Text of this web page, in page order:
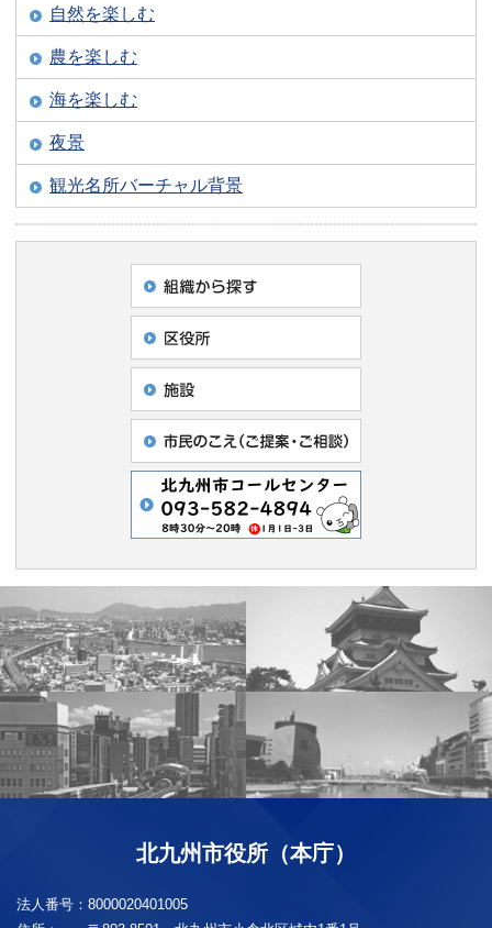
自然を楽しむ
農を楽しむ
海を楽しむ
夜景
観光名所バーチャル背景
北九州市役所（本庁）
法人番号： 8000020401005